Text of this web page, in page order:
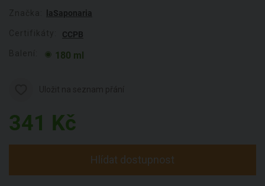
laSaponaria
CCPB
180 ml
341 Kč
Hlídat dostupnost